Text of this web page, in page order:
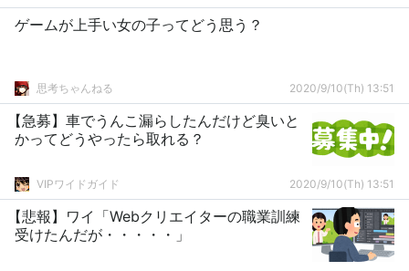
ゲームが上手い女の子ってどう思う？
思考ちゃんねる 2020/9/10(Th) 13:51
【急募】車でうんこ漏らしたんだけど臭いと
かってどうやったら取れる？
VIPワイドガイド 2020/9/10(Th) 13:51
【悲報】ワイ「Webクリエイターの職業訓練
受けたんだが・・・・・」